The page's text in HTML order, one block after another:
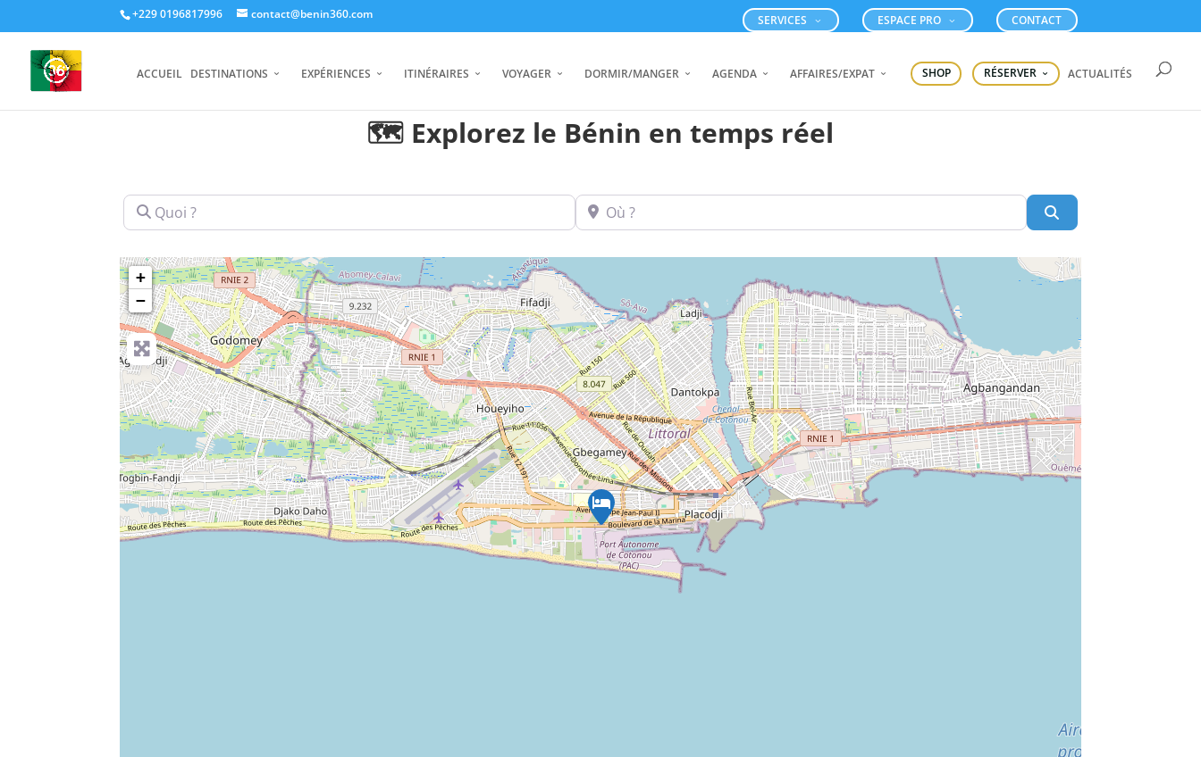
+229 0196817996 contact@benin360.com SERVICES ESPACE PRO CONTACT
ACCUEIL DESTINATIONS EXPÉRIENCES ITINÉRAIRES VOYAGER DORMIR/MANGER AGENDA AFFAIRES/EXPAT SHOP RÉSERVER ACTUALITÉS
🗺️ Explorez le Bénin en temps réel
Quoi ? Où ?
+
−